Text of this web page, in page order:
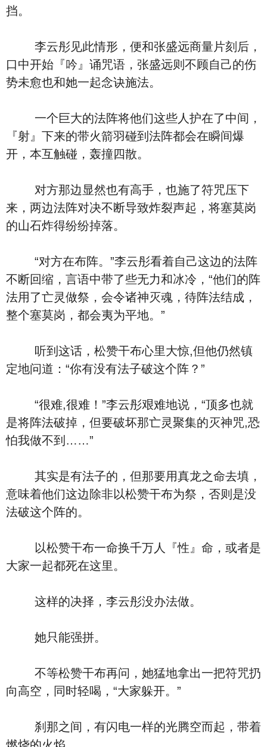
挡。
李云彤见此情形，便和张盛远商量片刻后，
口中开始『吟』诵咒语，张盛远则不顾自己的伤
势未愈也和她一起念诀施法。
一个巨大的法阵将他们这些人护在了中间，
『射』下来的带火箭羽碰到法阵都会在瞬间爆
开，本互触碰，轰撞四散。
对方那边显然也有高手，也施了符咒压下
来，两边法阵对决不断导致炸裂声起，将塞莫岗
的山石炸得纷纷掉落。
“对方在布阵。”李云彤看着自己这边的法阵
不断回缩，言语中带了些无力和冰冷，“他们的阵
法用了亡灵做祭，会令诸神灭魂，待阵法结成，
整个塞莫岗，都会夷为平地。”
听到这话，松赞干布心里大惊,但他仍然镇
定地问道：“你有没有法子破这个阵？”
“很难,很难！”李云彤艰难地说，“顶多也就
是将阵法破掉，但要破坏那亡灵聚集的灭神咒,恐
怕我做不到……”
其实是有法子的，但那要用真龙之命去填，
意味着他们这边除非以松赞干布为祭，否则是没
法破这个阵的。
以松赞干布一命换千万人『性』命，或者是
大家一起都死在这里。
这样的决择，李云彤没办法做。
她只能强拼。
不等松赞干布再问，她猛地拿出一把符咒扔
向高空，同时轻喝，“大家躲开。”
刹那之间，有闪电一样的光腾空而起，带着